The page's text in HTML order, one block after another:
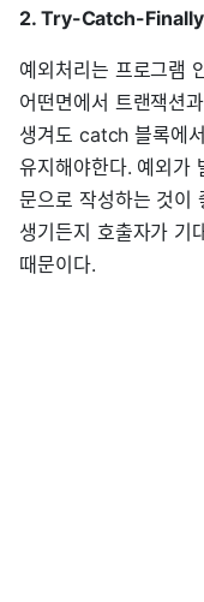
2. Try-Catch-Finally
예외처리는 프로그램
어떤면에서 트랜잭션
생겨도 catch 블록에
유지해야한다. 예외
문으로 작성하는 것이
생기든지 호출자가 기
때문이다.